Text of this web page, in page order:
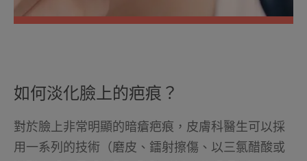
如何淡化臉上的疤痕？
對於臉上非常明顯的暗瘡疤痕，皮膚科醫生可以採
用一系列的技術（磨皮、鐳射擦傷、以三氯醋酸或